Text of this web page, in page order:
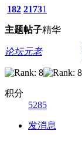
182
主题
2173
帖子
1
精华
论坛元老
积分
5285
发消息